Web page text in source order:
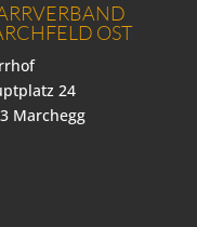
OST
24
Marchegg